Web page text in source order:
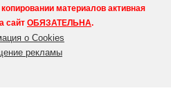
материалов активная
сайт ОБЯЗАТЕЛЬНА.
о Cookies
рекламы